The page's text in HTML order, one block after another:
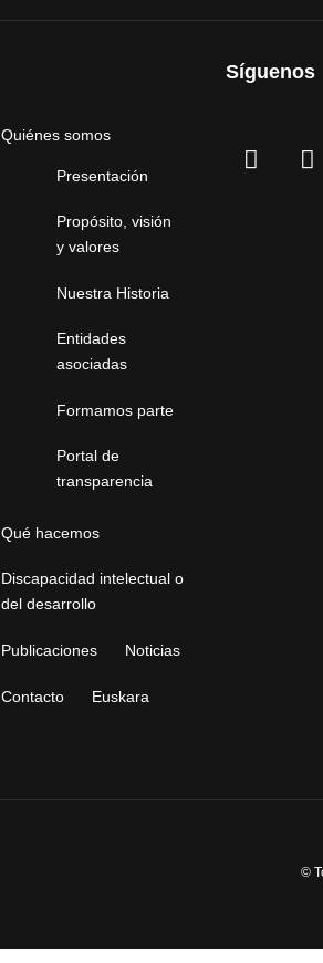
Quiénes somos
Presentación
Propósito, visión
y valores
Nuestra Historia
Entidades
asociadas
Formamos parte
Portal de
transparencia
Qué hacemos
Discapacidad intelectual o
del desarrollo
Publicaciones Noticias
Contacto Euskara
Síguenos
©